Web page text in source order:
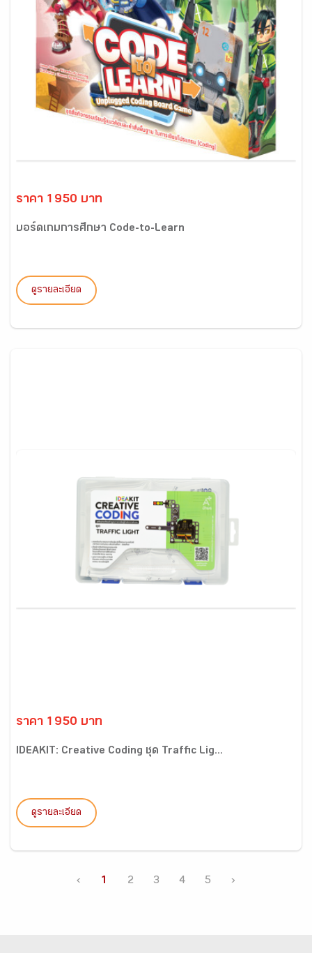
ราคา 1950 บาท
บอร์ดเกมการศึกษา Code-to-Learn
ดูรายละเอียด
ราคา 1950 บาท
IDEAKIT: Creative Coding ชุด Traffic Lig...
ดูรายละเอียด
‹ 1 2 3 4 5 ›